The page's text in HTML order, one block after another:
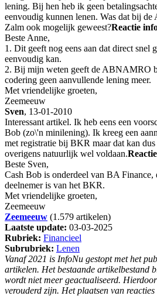
lening. Bij hen heb ik geen
eenvoudig kunnen lenen. Was dat bij
Zalm ook mogelijk geweest?Reactie
Beste Anne,
1. Dit geeft nog eens aan dat direct snel
eenvoudig kan.
2. Bij mijn weten geeft de ABNAMRO
codering geen aanvullende lening meer.
Met vriendelijke groeten,
Zeemeeuw
Sven, 13-01-2010
Interessant artikel. Ik heb eens een
Bob (zo\'n minilening). Ik kreeg een
met registratie bij BKR maar dat kan
overigens natuurlijk wel voldaan.
Beste Sven,
Cash Bob is onderdeel van BA Finance,
deelnemer is van het BKR.
Met vriendelijke groeten,
Zeemeeuw
Zeemeeuw (1.579 artikelen)
Laatste update: 03-03-2025
Rubriek: Financieel
Subrubriek: Lenen
Vanaf 2021 is InfoNu gestopt met het
artikelen. Het bestaande artikelbestand
wordt niet meer geactualiseerd.
verouderd zijn. Het plaatsen van